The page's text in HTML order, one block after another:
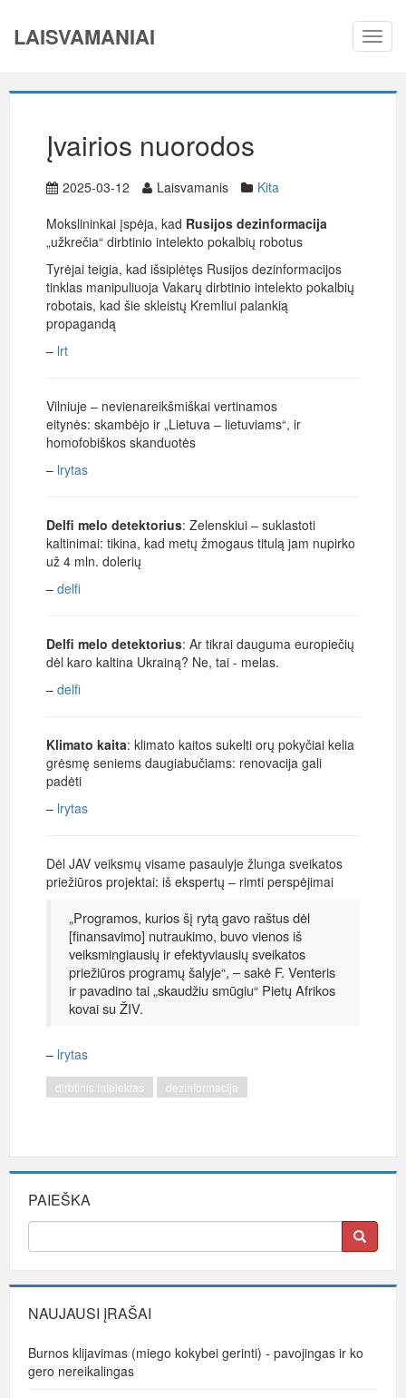
LAISVAMANIAI
Įvairios nuorodos
2025-03-12 Laisvamanis
Kita
Mokslininkai įspėja, kad Rusijos dezinformacija
„užkrečia“ dirbtinio intelekto pokalbių robotus
Tyrėjai teigia, kad išsiplėtęs Rusijos dezinformacijos
tinklas manipuliuoja Vakarų dirbtinio intelekto pokalbių
robotais, kad šie skleistų Kremliui palankią
propagandą
– lrt
Vilniuje – nevienareikšmiškai vertinamos
eitynės: skambėjo ir „Lietuva – lietuviams“, ir
homofobiškos skanduotės
– lrytas
Delfi melo detektorius: Zelenskiui – suklastoti
kaltinimai: tikina, kad metų žmogaus titulą jam nupirko
už 4 mln. dolerių
– delfi
Delfi melo detektorius: Ar tikrai dauguma europiečių
dėl karo kaltina Ukrainą? Ne, tai - melas.
– delfi
Klimato kaita: klimato kaitos sukelti orų pokyčiai kelia
grėsmę seniems daugiabučiams: renovacija gali
padėti
– lrytas
Dėl JAV veiksmų visame pasaulyje žlunga sveikatos
priežiūros projektai: iš ekspertų – rimti perspėjimai
„Programos, kurios šį rytą gavo raštus dėl
[finansavimo] nutraukimo, buvo vienos iš
veiksmingiausių ir efektyviausių sveikatos
priežiūros programų šalyje“, – sakė F. Venteris
ir pavadino tai „skaudžiu smūgiu“ Pietų Afrikos
kovai su ŽIV.
– lrytas
dirbtinis intelektas dezinformacija
PAIEŠKA
NAUJAUSI ĮRAŠAI
Burnos klijavimas (miego kokybei gerinti) - pavojingas ir ko
gero nereikalingas